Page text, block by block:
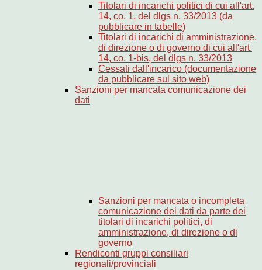
Titolari di incarichi politici di cui all'art.
14, co. 1, del dlgs n. 33/2013 (da
pubblicare in tabelle)
Titolari di incarichi di amministrazione,
di direzione o di governo di cui all'art.
14, co. 1-bis, del dlgs n. 33/2013
Cessati dall'incarico (documentazione
da pubblicare sul sito web)
Sanzioni per mancata comunicazione dei
dati
Sanzioni per mancata o incompleta
comunicazione dei dati da parte dei
titolari di incarichi politici, di
amministrazione, di direzione o di
governo
Rendiconti gruppi consiliari
regionali/provinciali